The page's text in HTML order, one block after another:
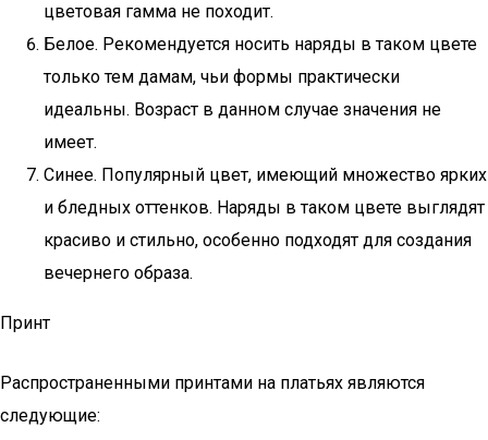
цветовая гамма не походит.
Белое. Рекомендуется носить наряды в таком цвете
только тем дамам, чьи формы практически
идеальны. Возраст в данном случае значения не
имеет.
Синее. Популярный цвет, имеющий множество ярких
и бледных оттенков. Наряды в таком цвете выглядят
красиво и стильно, особенно подходят для создания
вечернего образа.
Принт
Распространенными принтами на платьях являются
следующие: